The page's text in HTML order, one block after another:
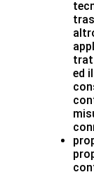
ed